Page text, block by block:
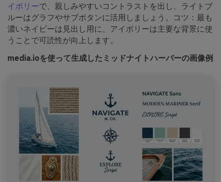
イボリーで、親しみやすいコントラストを出し、ライトブ
ルーはグラフやサブボタンに活用しましょう。コツ：最も
濃いネイビーは見出し用に、アイボリーは主要な背景に使
うことで可読性が向上します。
media.ioを使って生成したミッドナイトハーバーの画像例